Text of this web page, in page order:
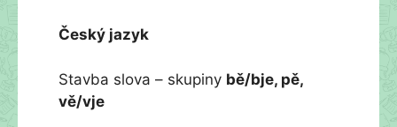
Český jazyk
Stavba slova – skupiny bě/bje, pě,
vě/vje